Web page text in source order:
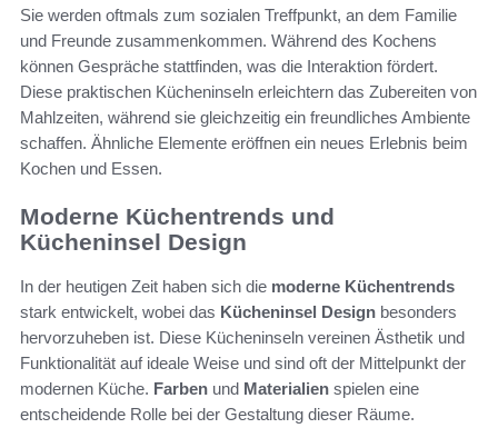
Sie werden oftmals zum sozialen Treffpunkt, an dem Familie
und Freunde zusammenkommen. Während des Kochens
können Gespräche stattfinden, was die Interaktion fördert.
Diese praktischen Kücheninseln erleichtern das Zubereiten von
Mahlzeiten, während sie gleichzeitig ein freundliches Ambiente
schaffen. Ähnliche Elemente eröffnen ein neues Erlebnis beim
Kochen und Essen.
Moderne Küchentrends und
Kücheninsel Design
In der heutigen Zeit haben sich die moderne Küchentrends
stark entwickelt, wobei das Kücheninsel Design besonders
hervorzuheben ist. Diese Kücheninseln vereinen Ästhetik und
Funktionalität auf ideale Weise und sind oft der Mittelpunkt der
modernen Küche. Farben und Materialien spielen eine
entscheidende Rolle bei der Gestaltung dieser Räume.